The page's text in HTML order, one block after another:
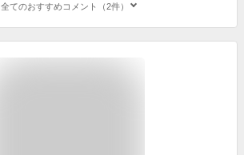
全てのおすすめコメント（2件）